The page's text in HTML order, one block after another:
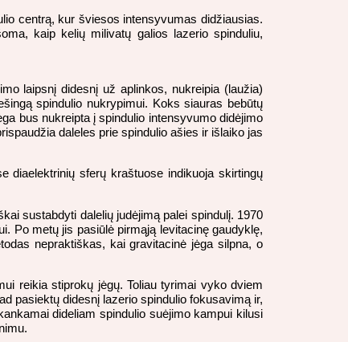
centrą, kur šviesos intensyvumas didžiausias.
kaip kelių milivatų galios lazerio spinduliu,
laipsnį didesnį už aplinkos, nukreipia (laužia)
spindulio nukrypimui. Koks siauras bebūtų
bus nukreipta į spindulio intensyvumo didėjimo
daleles prie spindulio ašies ir išlaiko jas
diaelektrinių sferų kraštuose indikuoja skirtingų
sustabdyti dalelių judėjimą palei spindulį. 1970
Po metų jis pasiūlė pirmąją levitacinę gaudyklę,
nepraktiškas, kai gravitacinė jėga silpna, o
reikia stiprokų jėgų. Toliau tyrimai vyko dviem
pasiektų didesnį lazerio spindulio fokusavimą ir,
dideliam spindulio suėjimo kampui kilusi